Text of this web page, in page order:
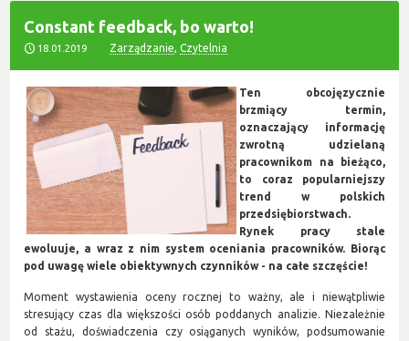
Constant feedback, bo warto!
18.01.2019 Zarządzanie,Czytelnia
Ten obcojęzycznie
brzmiący termin,
oznaczający informację
zwrotną udzielaną
pracownikom na bieżąco,
to coraz popularniejszy
trend w polskich
przedsiębiorstwach.
Rynek pracy stale
ewoluuje, a wraz z nim system oceniania pracowników. Biorąc
pod uwagę wiele obiektywnych czynników - na całe szczęście!
Moment wystawienia oceny rocznej to ważny, ale i niewątpliwie
stresujący czas dla większości osób poddanych analizie. Niezależnie
od stażu, doświadczenia czy osiąganych wyników, podsumowanie